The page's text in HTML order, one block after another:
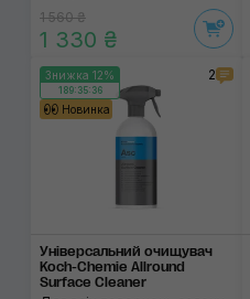
1 560 ₴
1 330 ₴
Знижка 12%
189:35:36
Новинка
2
Універсальний очищувач
Koch-Chemie Allround
Surface Cleaner